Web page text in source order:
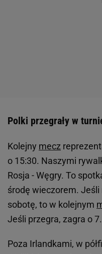
Polki przegrały w
Kolejny mecz
o 15:30. Naszymi
Rosja - Węgry. To
środę wieczorem.
sobotę, to w kolejnym
Jeśli przegra, zagra o
Poza Irlandkami, w